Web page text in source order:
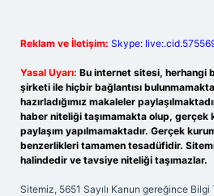
Reklam ve İletişim: Skype:
Yasal Uyarı: Bu internet sitesi, herhangi
şirketi ile hiçbir bağlantısı
hazırladığımız makaleler
haber niteliği taşımamakta olup, gerçek
paylaşım yapılmamaktadır. Gerçek
benzerlikleri tamamen tesadüfidir.
halindedir ve tavsiye niteliği taşımazlar.
Sitemiz, 5651 Sayılı Kanun gereğince